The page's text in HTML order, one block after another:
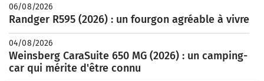
06/08/2026
Randger R595 (2026) : un fourgon agréable à vivre
04/08/2026
Weinsberg CaraSuite 650 MG (2026) : un camping-
car qui mérite d'être connu